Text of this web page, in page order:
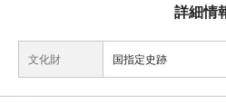
詳細情
文化財 国指定史跡